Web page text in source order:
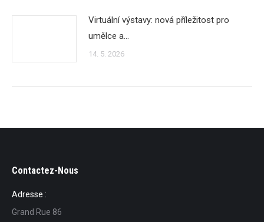
Virtuální výstavy: nová příležitost pro
umělce a…
14. 5. 2026
Contactez-Nous
Adresse :
Grand Rue 86